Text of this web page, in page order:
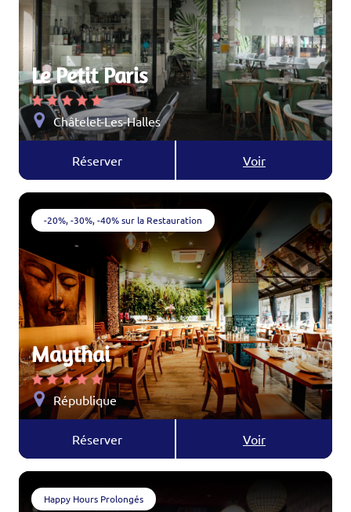
Le Petit Paris
Châtelet-Les-Halles
Réserver Voir
-20%, -30%, -40% sur la Restauration
Maythai
République
Réserver Voir
Happy Hours Prolongés